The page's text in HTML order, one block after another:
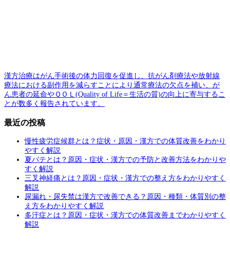
漢方治療はがん手術後の体力回復を促進し、抗がん剤療法や放射線
療法における副作用を減らすことにより通常療法の欠点を補い、が
ん患者の延命やＱＯＬ(Quality of Life＝生活の質)の向上に寄与するこ
とが数多く報告されています。
最近の投稿
慢性疲労症候群とは？症状・原因・漢方での体質改善をわかり
やすく解説
夏バテとは？原因・症状・漢方での予防と改善方法をわかりや
すく解説
三叉神経痛とは？原因・症状・漢方での整え方をわかりやすく
解説
尿漏れ・尿失禁は漢方で改善できる？原因・種類・体質別の整
え方をわかりやすく解説
多汗症とは？原因・症状・漢方での体質改善までわかりやすく
解説